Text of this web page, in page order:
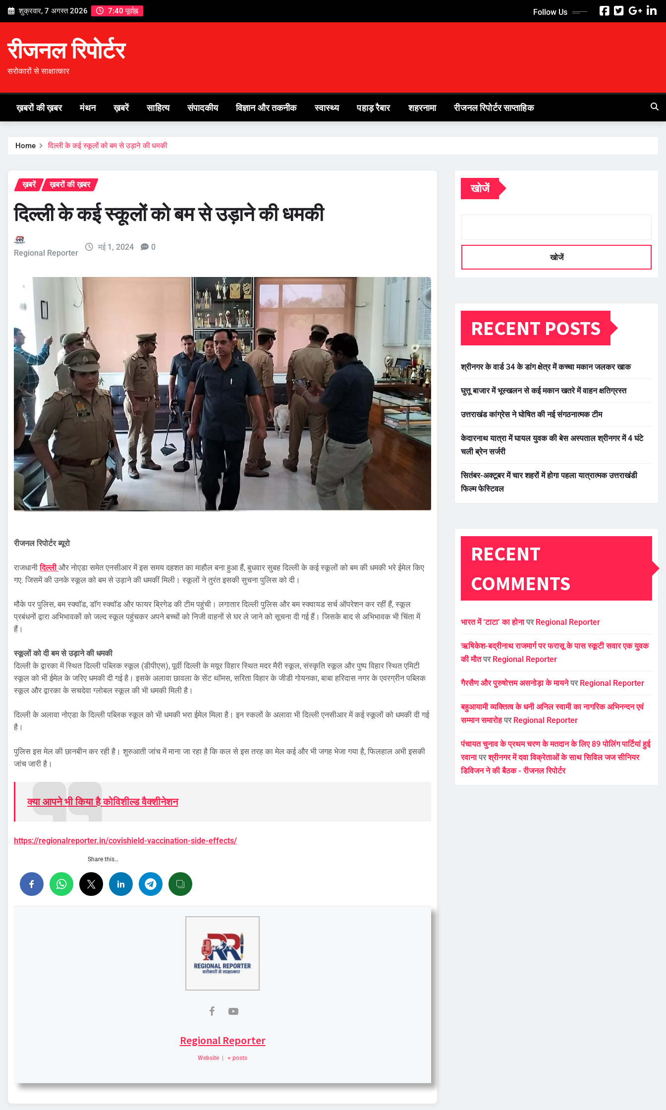
Skip
शुक्रवार, 7 अगस्त 2026 7:40 पूर्वाह्न Follow Us
रीजनल रिपोर्टर
सरोकारों से साक्षात्कार
ख़बरों की ख़बर मंथन ख़बरें साहित्य संपादकीय विज्ञान और तकनीक स्वास्थ्य पहाड़ रैबार शहरनामा रीजनल रिपोर्टर साप्ताहिक
Home दिल्ली के कई स्कूलों को बम से उड़ाने की धमकी
ख़बरें ख़बरों की ख़बर
दिल्ली के कई स्कूलों को बम से उड़ाने की धमकी
Regional Reporter
मई 1, 2024 0
रीजनल रिपोर्टर ब्यूरो
राजधानीदिल्लीऔर नोएडा समेत एनसीआर में इस समय दहशत का माहौल बना हुआ हैं, बुधवार सुबह दिल्ली के कई स्कूलों को बम की धमकी भरे ईमेल किए
गए. जिसमें की उनके स्कूल को बम से उड़ाने की धमकीं मिली। स्कूलों ने तुरंत इसकी सुचना पुलिस को दी।
मौके पर पुलिस, बम स्क्वाॅड, डाॅग स्क्वाॅड और फायर ब्रिगेड की टीम पहुंची। लगातार दिल्ली पुलिस और बम स्क्वायड सर्च ऑपरेशन कर रहीं हैं, स्कूल
प्रबंधनों द्वारा अभिभावकों को जल्द स्कूल पहुंचकर अपने बच्चों को निजी वाहनों से घर ले जाने को सूचना दी गई हैं। जिसके बाद से अभिभावक भी चिंता में
हैं।
स्कूलों को दी बम से उड़ाने की धमकी
दिल्ली के द्वारका में स्थित दिल्ली पब्लिक स्कूल (डीपीएस), पूर्वी दिल्ली के मयूर विहार स्थित मदर मैरी स्कूल, संस्कृति स्कूल और पुष्प विहार स्थित एमिटी
स्कूल को भी ईमेल के जरिए धमकी दी गई है। इसके अलावा छावला के सेंट थॉमस, सरिता विहार के जीडी गोयनका, बाबा हरिदास नगर के एवरग्रीन पब्लिक
स्कूल और द्वारका के सचदेवा ग्लोबल स्कूल की भी धमकी मिली है।
दिल्ली के अलावा नोएडा के दिल्ली पब्लिक स्कूल को भी धमकी भरा ईमेल मिला है। इन स्कलों के अलावा भी दिल्ली एनसीआर में कई स्कूलों को धमकी दी गई
है।
पुलिस इस मेल की छानबीन कर रही है। शुरुआती जांच में माना जा रहा है कि कल से इस तरह का मेल कई और भी जगह भेजा गया है, फिलहाल अभी इसकी
जांच जारी है।
क्या आपने भी किया है कोविशील्ड वैक्शीनेशन
https://regionalreporter.in/covishield-vaccination-side-effects/
Share this…
Regional Reporter
Website + posts
खोजें
खोजें
RECENT POSTS
श्रीनगर के वार्ड 34 के डांग क्षेत्र में कच्चा मकान जलकर खाक
घुत्तू बाजार में भूस्खलन से कई मकान खतरे में वाहन क्षतिग्रस्त
उत्तराखंड कांग्रेस ने घोषित की नई संगठनात्मक टीम
केदारनाथ यात्रा में घायल युवक की बेस अस्पताल श्रीनगर में 4 घंटे
चली ब्रेन सर्जरी
सितंबर-अक्टूबर में चार शहरों में होगा पहला यात्रात्मक उत्तराखंडी
फिल्म फेस्टिवल
RECENT
COMMENTS
भारत में ‘टाटा’ का होनापर Regional Reporter
ऋषिकेश-बद्रीनाथ राजमार्ग पर फरासू के पास स्कूटी सवार एक युवक
की मौतपर Regional Reporter
गैरसैण और पुरुषोत्तम असनोड़ा के मायनेपर Regional Reporter
बहुआयामी व्यक्तित्व के धनी अनिल स्वामी का नागरिक अभिनन्दन एवं
सम्मान समारोहपर Regional Reporter
पंचायत चुनाव के प्रथम चरण के मतदान के लिए 89 पोलिंग पार्टियां हुई
रवानापरश्रीनगर में दवा विक्रेताओं के साथ सिविल जज सीनियर
डिविजन ने की बैठक - रीजनल रिपोर्टर